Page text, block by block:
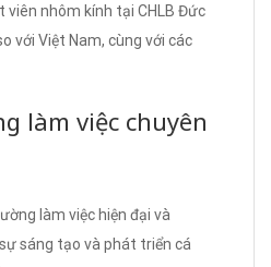
viên nhôm kính tại CHLB Đức
với Việt Nam, cùng với các
làm việc chuyên
làm việc hiện đại và
sáng tạo và phát triển cá